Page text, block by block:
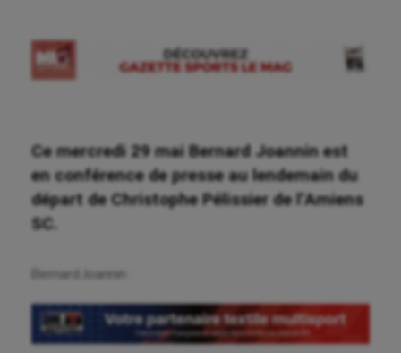
Ce mercredi 29 mai Bernard Joannin est
en conférence de presse au lendemain du
départ de Christophe Pélissier de l’Amiens
SC.
Bernard Joannin :